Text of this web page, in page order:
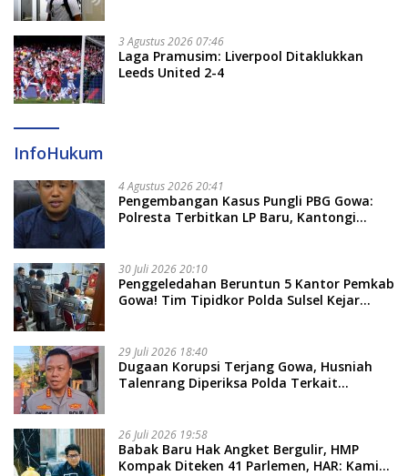
3 Agustus 2026 07:46
Laga Pramusim: Liverpool Ditaklukkan
Leeds United 2-4
InfoHukum
4 Agustus 2026 20:41
Pengembangan Kasus Pungli PBG Gowa:
Polresta Terbitkan LP Baru, Kantongi
30 Juli 2026 20:10
Penggeledahan Beruntun 5 Kantor Pemkab
Gowa! Tim Tipidkor Polda Sulsel Kejar
29 Juli 2026 18:40
Dugaan Korupsi Terjang Gowa, Husniah
Talenrang Diperiksa Polda Terkait
26 Juli 2026 19:58
​Babak Baru Hak Angket Bergulir, HMP
Kompak Diteken 41 Parlemen, HAR: Kami